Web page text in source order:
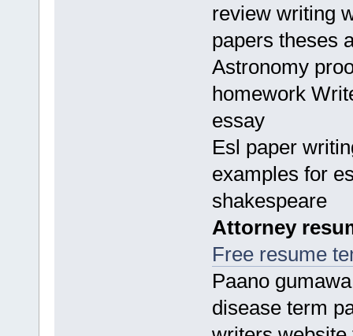
review writing
papers theses
Astronomy
homework
essay
Esl paper
examples for
shakespeare
Attorney
Free resume
Paano
disease term